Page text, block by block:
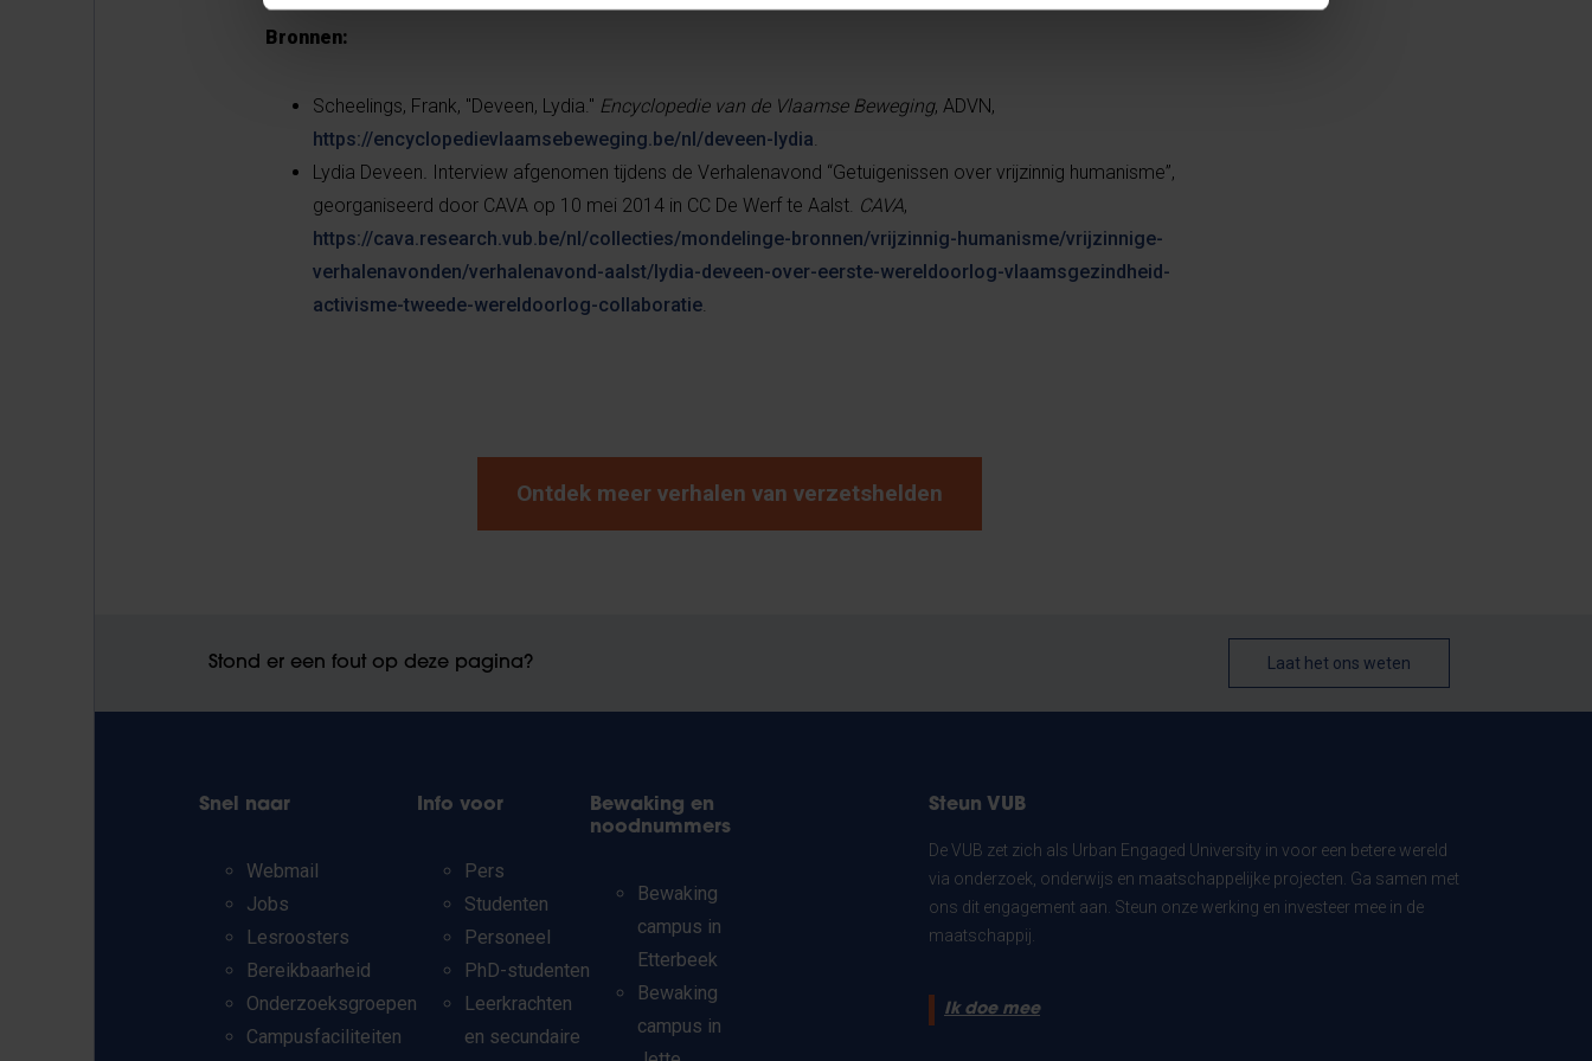
Bronnen:
Scheelings, Frank, "Deveen, Lydia." Encyclopedie van de Vlaamse Beweging, ADVN,
https://encyclopedievlaamsebeweging.be/nl/deveen-lydia.
Lydia Deveen. Interview afgenomen tijdens de Verhalenavond “Getuigenissen over vrijzinnig humanisme”,
georganiseerd door CAVA op 10 mei 2014 in CC De Werf te Aalst. CAVA,
https://cava.research.vub.be/nl/collecties/mondelinge-bronnen/vrijzinnig-humanisme/vrijzinnige-
verhalenavonden/verhalenavond-aalst/lydia-deveen-over-eerste-wereldoorlog-vlaamsgezindheid-
activisme-tweede-wereldoorlog-collaboratie.
Ontdek meer verhalen van verzetshelden
Stond er een fout op deze pagina? Laat het ons weten
Snel naar
Webmail
Jobs
Lesroosters
Bereikbaarheid
Onderzoeksgroepen
Campusfaciliteiten
Info voor
Pers
Studenten
Personeel
PhD-studenten
Leerkrachten
en secundaire
Bewaking en
noodnummers
Bewaking
campus in
Etterbeek
Bewaking
campus in
Steun VUB
De VUB zet zich als Urban Engaged University in voor een betere wereld
via onderzoek, onderwijs en maatschappelijke projecten. Ga samen met
ons dit engagement aan. Steun onze werking en investeer mee in de
maatschappij.
Ik doe mee